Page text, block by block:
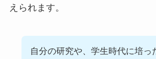
えられます。
自分の研究や、学生時代に培っ